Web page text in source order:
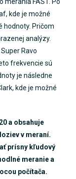
kde je možné
hodnoty. Pričom
analýzy.
Ravo
frekvencie sú
je následne
kde je možné
a obsahuje
v meraní.
prísny kľudový
meranie a
počítača.